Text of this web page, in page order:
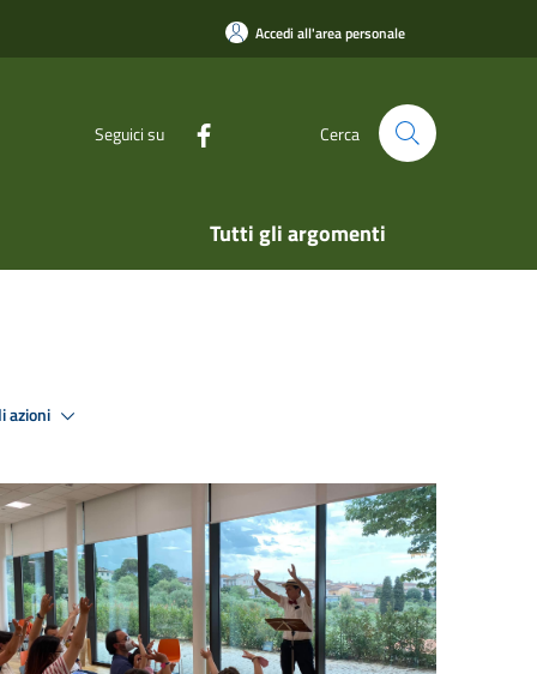
Accedi all'area personale
Seguici su Cerca
Tutti gli argomenti
azioni